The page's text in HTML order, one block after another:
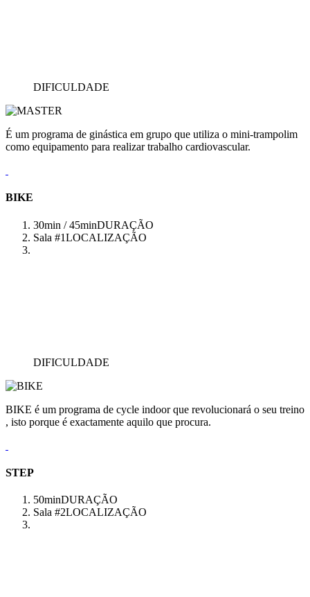
DIFICULDADE
É um programa de ginástica em grupo que utiliza o mini-trampolim
como equipamento para realizar trabalho cardiovascular.
BIKE
30min / 45minDURAÇÃO
Sala #1LOCALIZAÇÃO
DIFICULDADE
BIKE é um programa de cycle indoor que revolucionará o seu treino
, isto porque é exactamente aquilo que procura.
STEP
50minDURAÇÃO
Sala #2LOCALIZAÇÃO